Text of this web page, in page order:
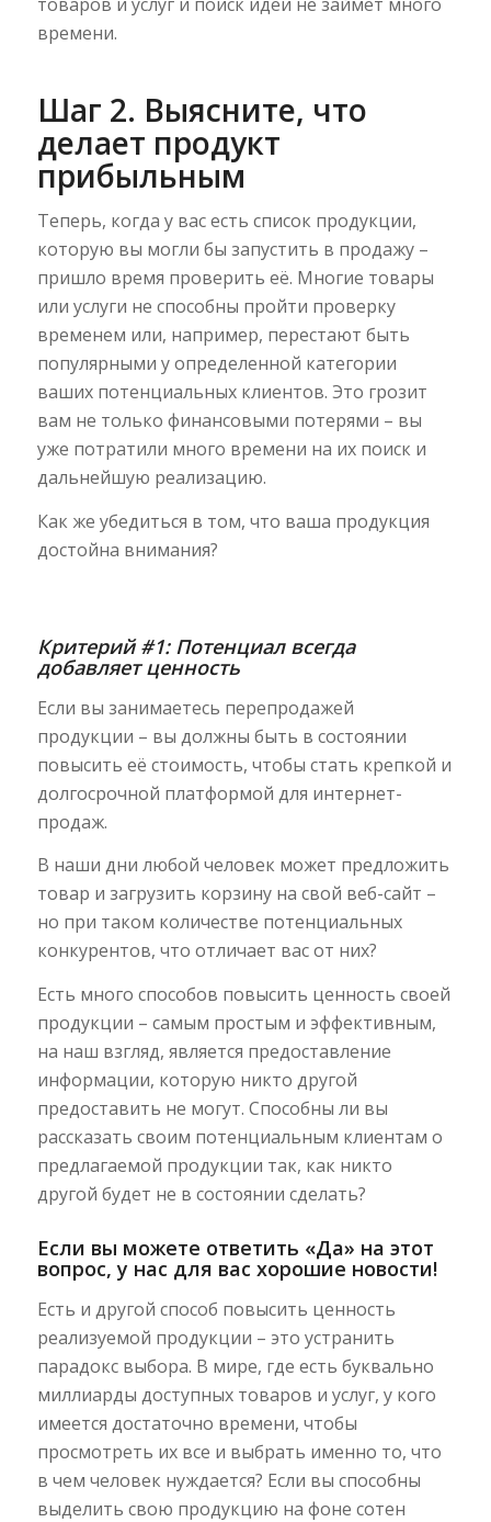
времени.
Шаг 2. Выясните, что
делает продукт
прибыльным
Теперь, когда у вас есть список продукции,
которую вы могли бы запустить в продажу –
пришло время проверить её. Многие товары
или услуги не способны пройти проверку
временем или, например, перестают быть
популярными у определенной категории
ваших потенциальных клиентов. Это грозит
вам не только финансовыми потерями – вы
уже потратили много времени на их поиск и
дальнейшую реализацию.
Как же убедиться в том, что ваша продукция
достойна внимания?
Критерий #1: Потенциал всегда
добавляет ценность
Если вы занимаетесь перепродажей
продукции – вы должны быть в состоянии
повысить её стоимость, чтобы стать крепкой и
долгосрочной платформой для интернет-
продаж.
В наши дни любой человек может предложить
товар и загрузить корзину на свой веб-сайт –
но при таком количестве потенциальных
конкурентов, что отличает вас от них?
Есть много способов повысить ценность своей
продукции – самым простым и эффективным,
на наш взгляд, является предоставление
информации, которую никто другой
предоставить не могут. Способны ли вы
рассказать своим потенциальным клиентам о
предлагаемой продукции так, как никто
другой будет не в состоянии сделать?
Если вы можете ответить «Да» на этот
вопрос, у нас для вас хорошие новости!
Есть и другой способ повысить ценность
реализуемой продукции – это устранить
парадокс выбора. В мире, где есть буквально
миллиарды доступных товаров и услуг, у кого
имеется достаточно времени, чтобы
просмотреть их все и выбрать именно то, что
в чем человек нуждается? Если вы способны
выделить свою продукцию на фоне сотен